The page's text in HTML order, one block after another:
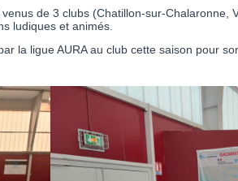
de 3 clubs (Chatillon-sur-Chalaronne,
ludiques et animés.
la ligue AURA au club cette saison pour